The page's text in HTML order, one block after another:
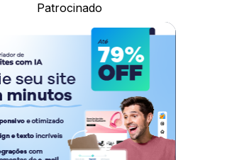
Patrocinado